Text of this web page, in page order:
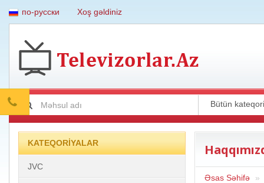
по-русски Xoş gəldiniz
KATEQORİYALAR
JVC
Əsas Səhifə